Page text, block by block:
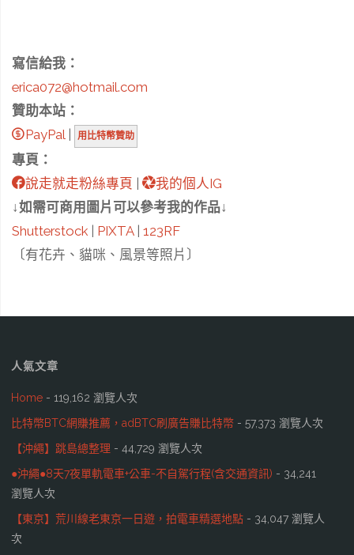
寫信給我：
erica072@hotmail.com
贊助本站：
PayPal| 用比特幣贊助
專頁：
說走就走粉絲專頁
我的個人IG
↓如需可商用圖片可以參考我的作品↓
Shutterstock
PIXTA| 123RF
〔有花卉、貓咪、風景等照片〕
人氣文章
Home - 119,162 瀏覽人次
比特幣BTC網賺推薦，adBTC刷廣告賺比特幣 - 57,373 瀏覽人次
【沖繩】跳島總整理 - 44,729 瀏覽人次
●沖繩●8天7夜單軌電車+公車-不自駕行程(含交通資訊) - 34,241
瀏覽人次
【東京】荒川線老東京一日遊，拍電車精選地點 - 34,047 瀏覽人
次